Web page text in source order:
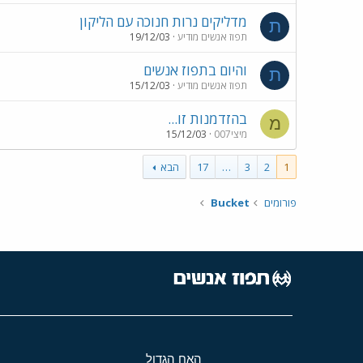
ת מדליקים נרות חנוכה עם הליקון
תפוז אנשים מודיע 19/12/03
ת והיום בתפוז אנשים
תפוז אנשים מודיע 15/12/03
מ בהזדמנות זו...
מיצי007 15/12/03
1
2
3
…
17 הבא
פורומים Bucket
האח הגדול